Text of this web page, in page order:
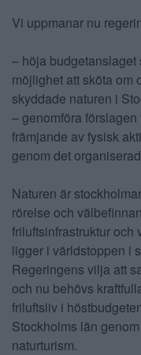
Vi uppmanar nu
– höja budgetanslaget
möjlighet att sköta om
skyddade naturen i
– genomföra
främjande av fysisk
genom det
Naturen är
rörelse och
friluftsinfrastruktur och
ligger i världstoppen i
Regeringens vilja att
och nu behövs
friluftsliv i
Stockholms län
naturturism.